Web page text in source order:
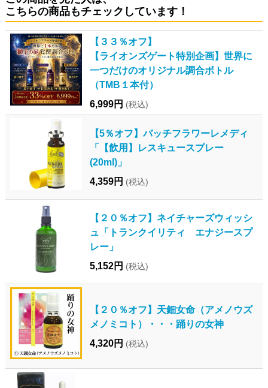
こちらの商品もチェックしています！
【３３％オフ】
【ライオンズゲート特別企画】世界に
一つだけのオリジナル調合ボトル
（TMB１本付）
6,999円 (税込)
【5％オフ】バッチフラワーレメディ
「【飲用】レスキュースプレー
(20ml)」
4,359円 (税込)
【２０％オフ】ネイチャーズウィッシ
ュ「トランクイリティ エナジースプ
レー」
5,152円 (税込)
【２０％オフ】天鈿女命（アメノウズ
メノミコト）・・・踊りの女神
4,320円 (税込)